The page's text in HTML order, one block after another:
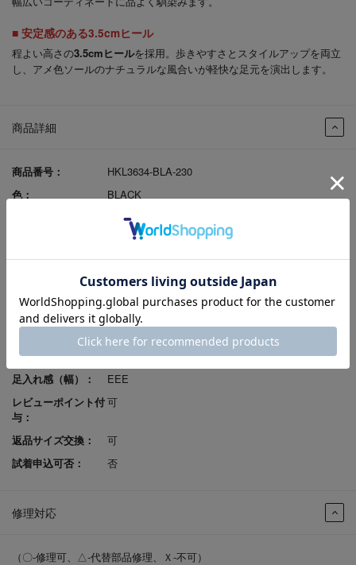
商品詳細
商品番号：
HKL3634-BLA-230
色：
BLACK
婦人
2026S/S
ｱｯﾊﾟｰ材料：
牛革
合成底
製法：
セメント
ヒールの高さ：
原産国：
日本
足入れ感（幅）：
EEE
レビューポイント付
与：
可
返品サイズ交換：
可
試着申込可否：
否
修理対応
（〇-修理可、△-代替部品修理、Ｘ-不可）
■ 安定感のある3.5cmヒール
程よい高さの3.5cmヒールを採用。歩きやすさとスタイルアップを両立
し、アメ色ソールのナチュラルな風合いが軽快な足元を演出します。